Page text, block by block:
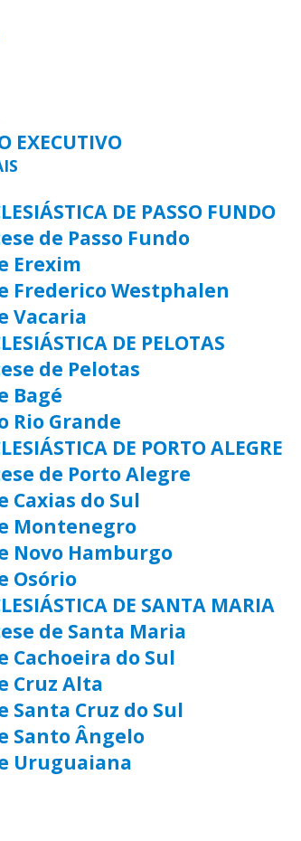
EXECUTIVO
DE PASSO FUNDO
de Passo Fundo
Erexim
Frederico Westphalen
Vacaria
DE PELOTAS
de Pelotas
Bagé
Rio Grande
DE PORTO ALEGRE
de Porto Alegre
Caxias do Sul
Montenegro
Novo Hamburgo
Osório
DE SANTA MARIA
de Santa Maria
Cachoeira do Sul
Cruz Alta
Santa Cruz do Sul
Santo Ângelo
Uruguaiana